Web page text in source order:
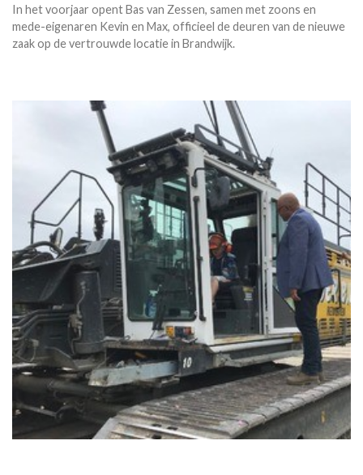
In het voorjaar opent Bas van Zessen, samen met zoons en
mede-eigenaren Kevin en Max, officieel de deuren van de nieuwe
zaak op de vertrouwde locatie in Brandwijk.